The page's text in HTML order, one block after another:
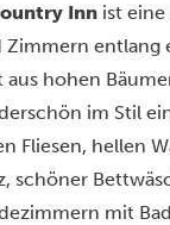
Inn ist
entlang
hohen
im Stil
Fliesen, hellen
schöner
mit